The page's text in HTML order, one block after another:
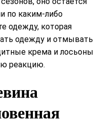
по каким-либо
одежду, которая
одежду и отмывать
крема и лосьоны
реакцию.